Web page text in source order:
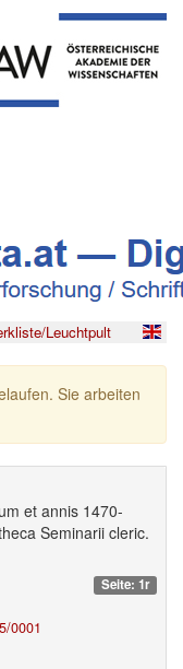
Leuchtpult
Sie arbeiten
et annis 1470-
Seminarii cleric.
Seite: 1r
0001